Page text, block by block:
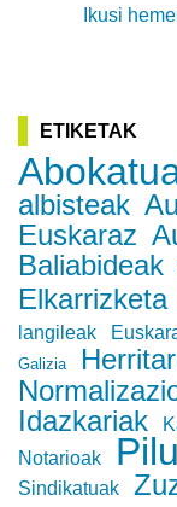
Ikusi
ETIKETAK
albisteak
Euskaraz
Baliabideak
Elkarrizketa
langileak
Galizia
Idazkariak
Notarioak
Sindikatuak